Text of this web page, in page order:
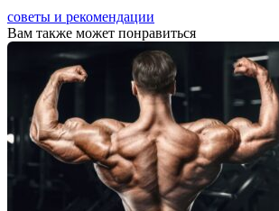
советы и рекомендации
Вам также может понравиться